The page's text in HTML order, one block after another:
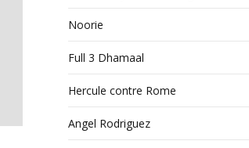
Noorie
Full 3 Dhamaal
Hercule contre Rome
Angel Rodriguez